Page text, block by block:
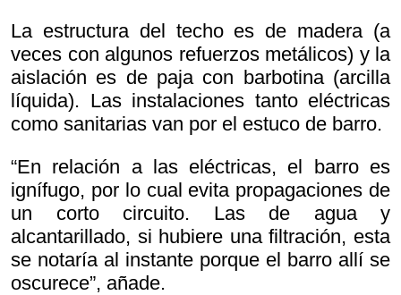
La estructura del techo es de madera (a
veces con algunos refuerzos metálicos) y la
aislación es de paja con barbotina (arcilla
líquida). Las instalaciones tanto eléctricas
como sanitarias van por el estuco de barro.
“En relación a las eléctricas, el barro es
ignífugo, por lo cual evita propagaciones de
un corto circuito. Las de agua y
alcantarillado, si hubiere una filtración, esta
se notaría al instante porque el barro allí se
oscurece”, añade.